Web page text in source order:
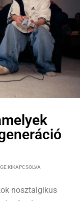
KIKAPCSOLVA
nosztalgikus